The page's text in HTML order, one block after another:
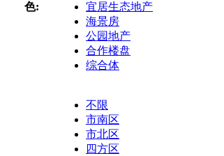
色:
宜居生态地产
海景房
公园地产
合作楼盘
综合体
不限
市南区
市北区
四方区